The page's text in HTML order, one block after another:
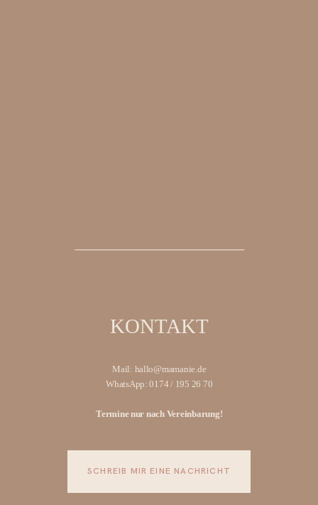
KONTAKT
Mail: hallo@mamanie.de
WhatsApp: 0174 / 195 26 70
Termine nur nach Vereinbarung!
SCHREIB MIR EINE NACHRICHT